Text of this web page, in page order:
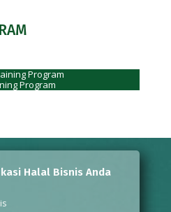
Program
Program
Halal Bisnis Anda